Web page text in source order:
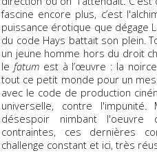
fascine encore plus, c’est
puissance érotique que dégage
du code Hays battait son plein.
un jeune homme hors du droit
le fatumest à l’œuvre : la
tout ce petit monde pour un
avec le code de production
universelle, contre
désespoir nimbant
contraintes, ces dernières
challenge constant et ici, très